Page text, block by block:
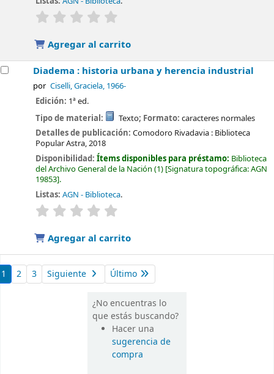
valoración
Agregar al carrito
Diadema : historia urbana y herencia industrial
por Ciselli, Graciela, 1966-
Edición: 1ª ed.
Tipo de material:
Texto; Formato: caracteres normales
Detalles de publicación:Comodoro Rivadavia : Biblioteca
Popular Astra,2018
Disponibilidad:Ítems disponibles para préstamo: Biblioteca
del Archivo General de la Nación (1) Signatura topográfica:AGN
19853 .
Listas: AGN - Biblioteca.
valoración
Agregar al carrito
1 2 3 Siguiente Último
¿No encuentras lo
que estás buscando?
Hacer una
sugerencia de
compra